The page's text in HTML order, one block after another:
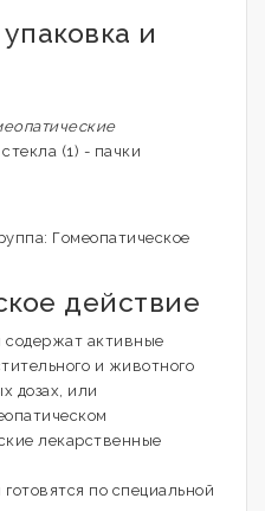
и
(1) - пачки
Гомеопатическое
действие
содержат активные
и животного
дозах, или
лекарственные
по специальной